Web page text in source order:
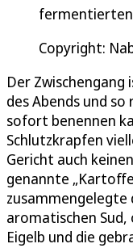
Copyright:
Der
des Abends und
sofort benennen
Schlutzkrapfen
Gericht auch
genannte
zusammengelegte
aromatischen
Eigelb und die